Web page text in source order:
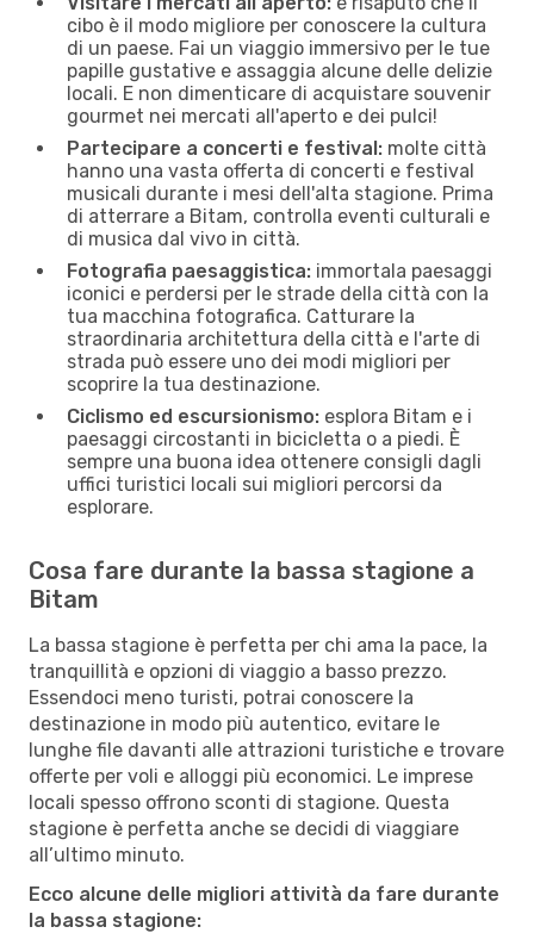
cibo è il modo migliore per conoscere la cultura
di un paese. Fai un viaggio immersivo per le tue
papille gustative e assaggia alcune delle delizie
locali. E non dimenticare di acquistare souvenir
gourmet nei mercati all'aperto e dei pulci!
Partecipare a concerti e festival: molte città
hanno una vasta offerta di concerti e festival
musicali durante i mesi dell'alta stagione. Prima
di atterrare a Bitam, controlla eventi culturali e
di musica dal vivo in città.
Fotografia paesaggistica: immortala paesaggi
iconici e perdersi per le strade della città con la
tua macchina fotografica. Catturare la
straordinaria architettura della città e l'arte di
strada può essere uno dei modi migliori per
scoprire la tua destinazione.
Ciclismo ed escursionismo: esplora Bitam e i
paesaggi circostanti in bicicletta o a piedi. È
sempre una buona idea ottenere consigli dagli
uffici turistici locali sui migliori percorsi da
esplorare.
Cosa fare durante la bassa stagione a
Bitam
La bassa stagione è perfetta per chi ama la pace, la
tranquillità e opzioni di viaggio a basso prezzo.
Essendoci meno turisti, potrai conoscere la
destinazione in modo più autentico, evitare le
lunghe file davanti alle attrazioni turistiche e trovare
offerte per voli e alloggi più economici. Le imprese
locali spesso offrono sconti di stagione. Questa
stagione è perfetta anche se decidi di viaggiare
all’ultimo minuto.
Ecco alcune delle migliori attività da fare durante
la bassa stagione: